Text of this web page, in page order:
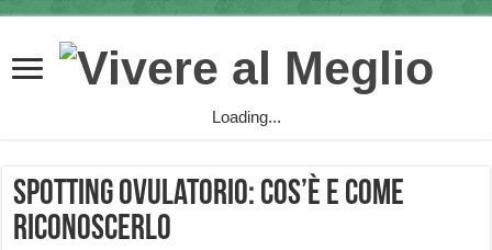
Loading...
Spotting Ovulatorio: cos’è e come
riconoscerlo